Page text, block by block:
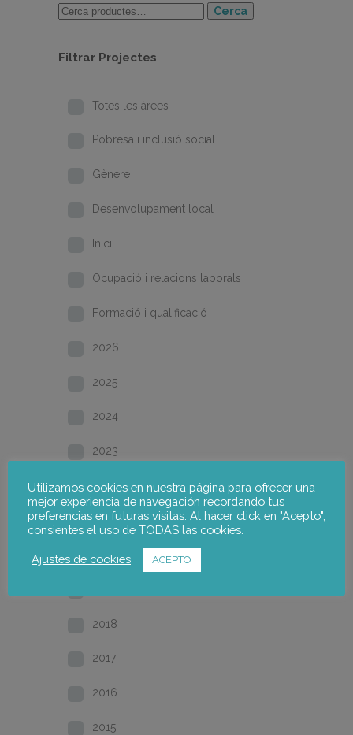
Cerca
Filtrar Projectes
Totes les àrees
Pobresa i inclusió social
Gènere
Desenvolupament local
Inici
Ocupació i relacions laborals
Formació i qualificació
2026
2025
2024
2023
2022
2021
2020
2018
2017
2016
2015
Utilizamos cookies en nuestra página para ofrecer una
mejor experiencia de navegación recordando tus
preferencias en futuras visitas. Al hacer click en "Acepto",
consientes el uso de TODAS las cookies.
Ajustes de cookies ACEPTO